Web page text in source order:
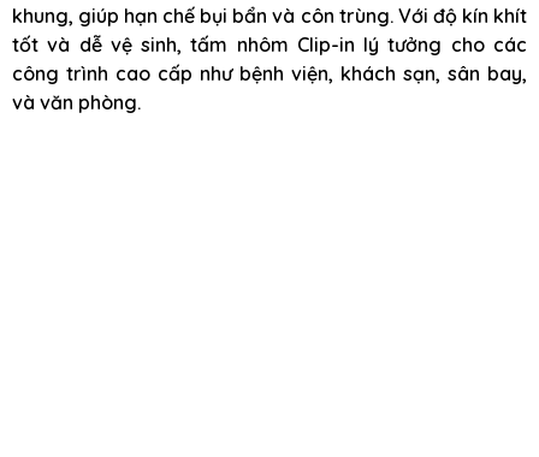
khung, giúp hạn chế bụi bẩn và côn trùng. Với độ kín khít
tốt và dễ vệ sinh, tấm nhôm Clip-in lý tưởng cho các
công trình cao cấp như bệnh viện, khách sạn, sân bay,
và văn phòng.